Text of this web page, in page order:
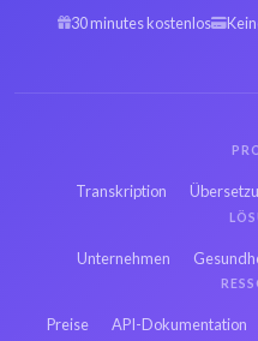
30 minutes kostenlos
Transkription
Unternehmen
Preise API-Dokumentation